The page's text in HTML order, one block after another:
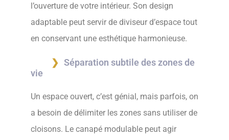
l’ouverture de votre intérieur. Son design
adaptable peut servir de diviseur d’espace tout
en conservant une esthétique harmonieuse.
Séparation subtile des zones de
vie
Un espace ouvert, c’est génial, mais parfois, on
a besoin de délimiter les zones sans utiliser de
cloisons. Le canapé modulable peut agir